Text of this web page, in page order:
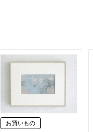
お買いもの